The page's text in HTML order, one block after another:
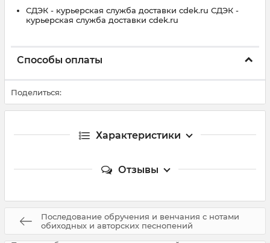
СДЭК - курьерская служба доставки cdek.ru СДЭК -
курьерская служба доставки cdek.ru
Способы оплаты
Поделиться:
Характеристики
Отзывы
Последование обручения и венчания с нотами
обиходных и авторских песнопений